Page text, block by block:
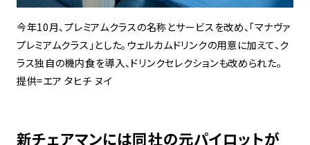
今年10月、プレミアムクラスの名称とサービスを改め、「マナヴァ
プレミアムクラス」とした。ウェルカムドリンクの用意に加えて、ク
ラス独自の機内食を導入、ドリンクセレクションも改められた。
提供=エア タヒチ ヌイ
新チェアマンには同社の元パイロットが